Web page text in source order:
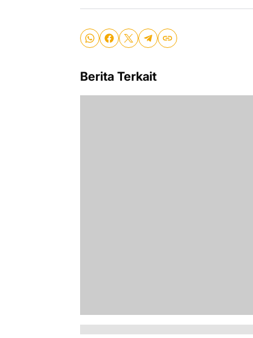
Berita Terkait